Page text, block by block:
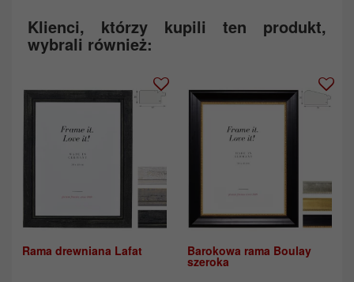
Klienci, którzy kupili ten produkt,
wybrali również:
Rama drewniana Lafat Barokowa rama Boulay
szeroka